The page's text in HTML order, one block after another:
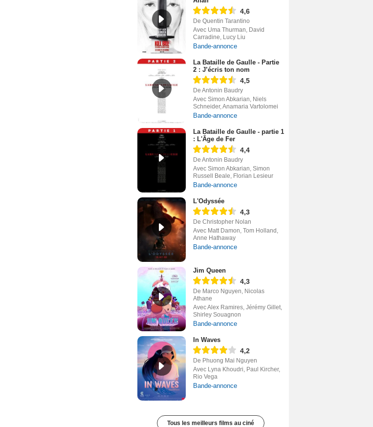
4,6
De Quentin Tarantino
Avec Uma Thurman, David
Carradine, Lucy Liu
Bande-annonce
La Bataille de Gaulle - Partie
2 : J’écris ton nom
4,5
De Antonin Baudry
Avec Simon Abkarian, Niels
Schneider, Anamaria Vartolomei
Bande-annonce
La Bataille de Gaulle - partie 1
: L'Âge de Fer
4,4
De Antonin Baudry
Avec Simon Abkarian, Simon
Russell Beale, Florian Lesieur
Bande-annonce
L'Odyssée
4,3
De Christopher Nolan
Avec Matt Damon, Tom Holland,
Anne Hathaway
Bande-annonce
Jim Queen
4,3
De Marco Nguyen, Nicolas
Athane
Avec Alex Ramires, Jérémy Gillet,
Shirley Souagnon
Bande-annonce
In Waves
4,2
De Phuong Mai Nguyen
Avec Lyna Khoudri, Paul Kircher,
Rio Vega
Bande-annonce
Tous les meilleurs films au ciné